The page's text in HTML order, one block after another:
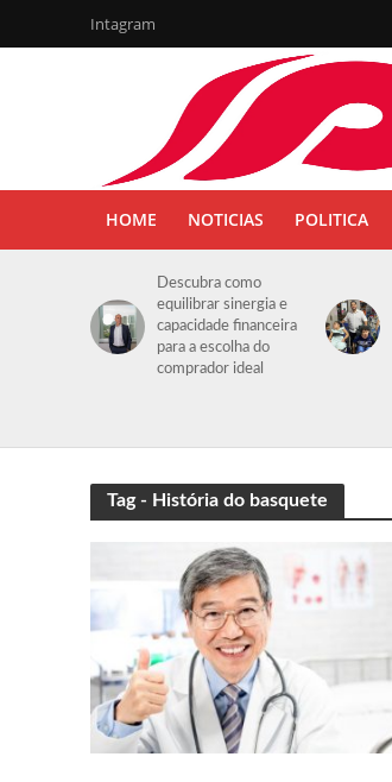
Intagram
HOME NOTICIAS POLITICA
Descubra como
equilibrar sinergia e
capacidade financeira
para a escolha do
comprador ideal
Tag - História do basquete